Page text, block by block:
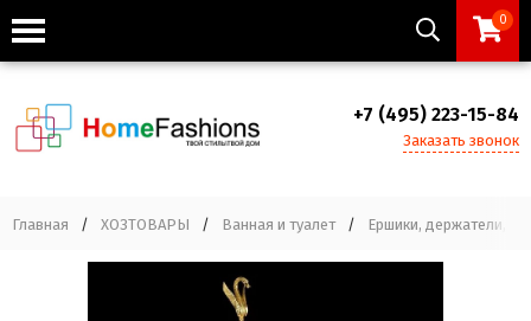
0
+7 (495) 223-15-84
Заказать звонок
Главная / ХОЗТОВАРЫ / Ванная и туалет / Ершики, держатели,